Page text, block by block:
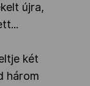
újra,
két
három